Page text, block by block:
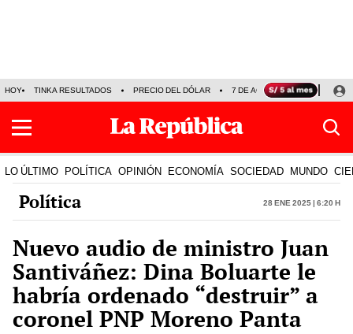
HOY TINKA RESULTADOS PRECIO DEL DÓLAR 7 DE AGOSTO OLLANTA
LO ÚLTIMO POLÍTICA OPINIÓN ECONOMÍA SOCIEDAD MUNDO
Política 28 Ene 2025 | 6:20 h
Nuevo audio de ministro Juan
Santiváñez: Dina Boluarte le
habría ordenado “destruir” a
coronel PNP Moreno Panta